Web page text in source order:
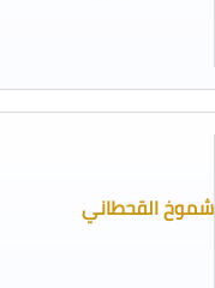
شموخ القحطاني